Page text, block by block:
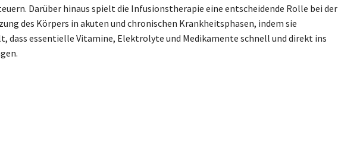
Darüber hinaus spielt die Infusionstherapie eine entscheidende Rolle bei der
des Körpers in akuten und chronischen Krankheitsphasen, indem sie
dass essentielle Vitamine, Elektrolyte und Medikamente schnell und direkt ins